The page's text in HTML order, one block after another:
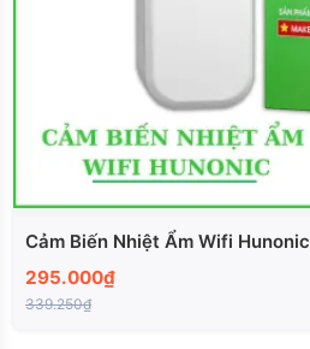
Cảm Biến Nhiệt Ẩm Wifi Hunonic
295.000₫
339.250₫